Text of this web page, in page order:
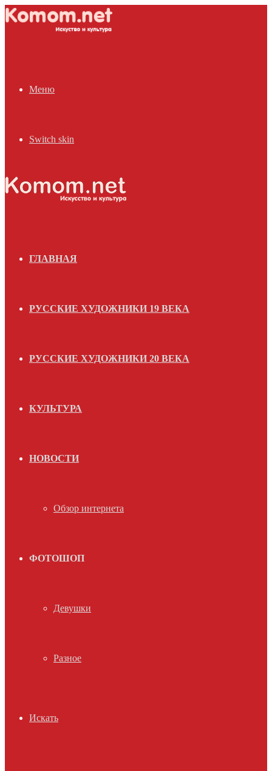
Меню
Switch skin
ГЛАВНАЯ
РУССКИЕ ХУДОЖНИКИ 19 ВЕКА
РУССКИЕ ХУДОЖНИКИ 20 ВЕКА
КУЛЬТУРА
НОВОСТИ
Обзор интернета
ФОТОШОП
Девушки
Разное
Искать